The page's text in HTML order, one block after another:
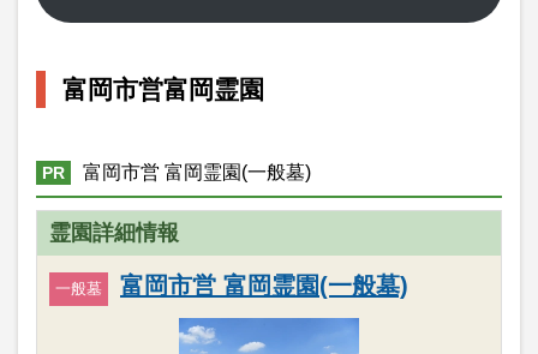
富岡市営富岡霊園
PR 富岡市営 富岡霊園(一般墓)
霊園詳細情報
一般墓 富岡市営 富岡霊園(一般墓)